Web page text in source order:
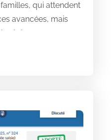
qui attendent
avancées, mais
et des